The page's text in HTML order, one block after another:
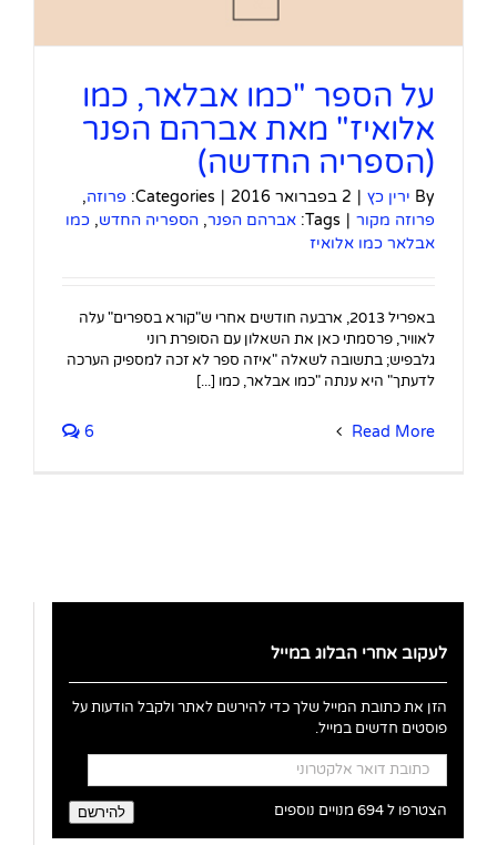
על הספר "כמו אבלאר, כמו
אלואיז" מאת אברהם הפנר
(הספריה החדשה)
By ירין כץ | 2 בפברואר 2016 |
Categories: פרוזה,
פרוזה מקור |
Tags: אברהם הפנר, הספריה החדש, כמו
אבלאר כמו אלואיז
באפריל 2013, ארבעה חודשים אחרי ש"קורא בספרים" עלה
לאוויר, פרסמתי כאן את השאלון עם הסופרת רוני
גלבפיש; בתשובה לשאלה "איזה ספר לא זכה למספיק הערכה
לדעתך" היא ענתה "כמו אבלאר, כמו [...]
Read More
6
לעקוב אחרי הבלוג במייל
הזן את כתובת המייל שלך כדי להירשם לאתר ולקבל הודעות על
פוסטים חדשים במייל.
כתובת
דואר
אלקטרוני
להירשם הצטרפו ל 694 מנויים נוספים